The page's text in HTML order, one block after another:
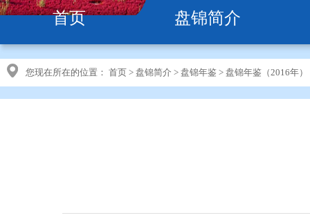
首页 盘锦简介
您现在所在的位置： 首页 > 盘锦简介 > 盘锦年鉴 > 盘锦年鉴（2016年）